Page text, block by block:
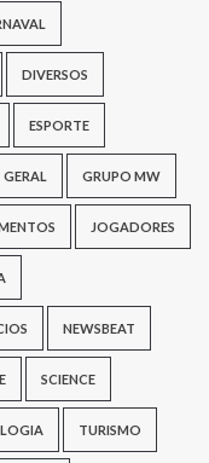
DIVERSOS
ESPORTE
GERAL GRUPO MW
JOGADORES
NEWSBEAT
SCIENCE
TURISMO